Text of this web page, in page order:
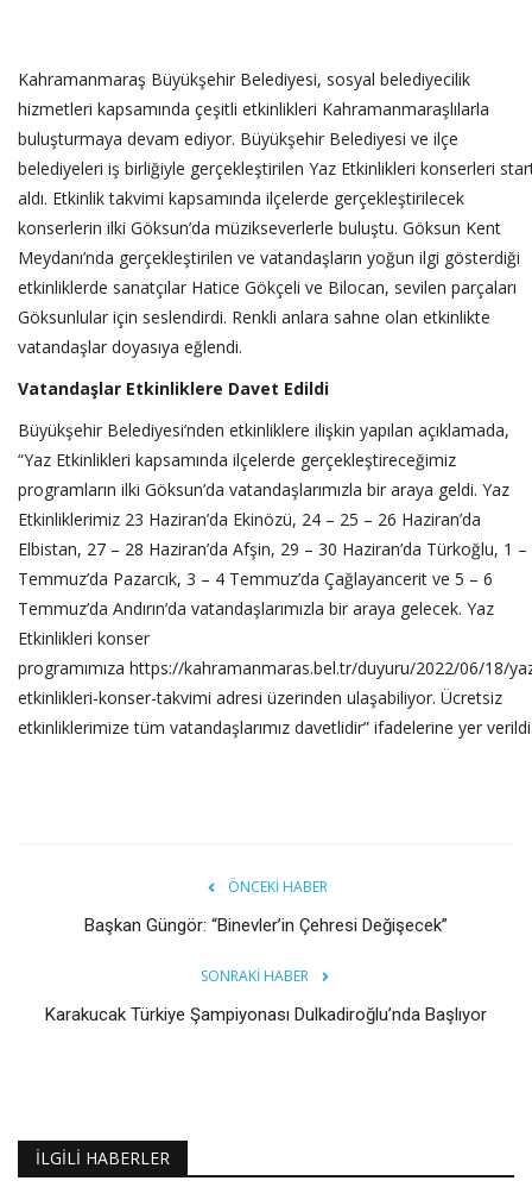
Kahramanmaraş Büyükşehir Belediyesi, sosyal belediyecilik
hizmetleri kapsamında çeşitli etkinlikleri Kahramanmaraşlılarla
buluşturmaya devam ediyor. Büyükşehir Belediyesi ve ilçe
belediyeleri iş birliğiyle gerçekleştirilen Yaz Etkinlikleri konserleri
aldı. Etkinlik takvimi kapsamında ilçelerde gerçekleştirilecek
konserlerin ilki Göksun’da müzikseverlerle buluştu. Göksun Kent
Meydanı’nda gerçekleştirilen ve vatandaşların yoğun ilgi gösterdiği
etkinliklerde sanatçılar Hatice Gökçeli ve Bilocan, sevilen parçaları
Göksunlular için seslendirdi. Renkli anlara sahne olan etkinlikte
vatandaşlar doyasıya eğlendi.
Vatandaşlar Etkinliklere Davet Edildi
Büyükşehir Belediyesi’nden etkinliklere ilişkin yapılan açıklamada,
“Yaz Etkinlikleri kapsamında ilçelerde gerçekleştireceğimiz
programların ilki Göksun’da vatandaşlarımızla bir araya geldi. Yaz
Etkinliklerimiz 23 Haziran’da Ekinözü, 24 – 25 – 26 Haziran’da
Elbistan, 27 – 28 Haziran’da Afşin, 29 – 30 Haziran’da Türkoğlu, 1 –
Temmuz’da Pazarcık, 3 – 4 Temmuz’da Çağlayancerit ve 5 – 6
Temmuz’da Andırın’da vatandaşlarımızla bir araya gelecek. Yaz
Etkinlikleri konser
programımıza https://kahramanmaras.bel.tr/duyuru/2022/06/18/
etkinlikleri-konser-takvimi adresi üzerinden ulaşabiliyor. Ücretsiz
etkinliklerimize tüm vatandaşlarımız davetlidir” ifadelerine yer
ÖNCEKI HABER
Başkan Güngör: “Binevler’in Çehresi Değişecek”
SONRAKI HABER
Karakucak Türkiye Şampiyonası Dulkadiroğlu’nda Başlıyor
İLGILI HABERLER